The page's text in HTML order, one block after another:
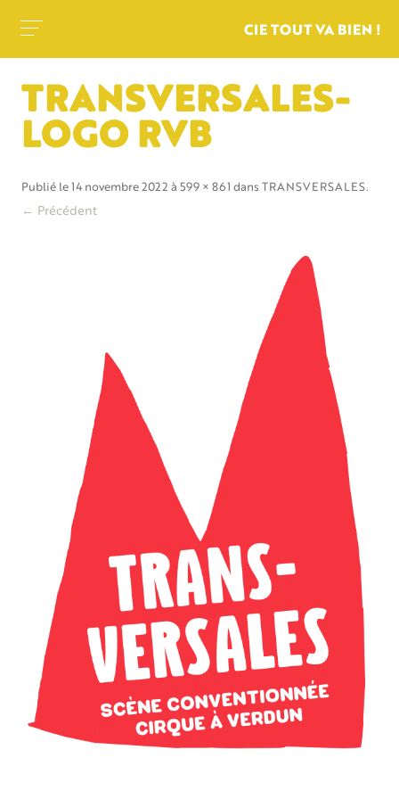
TRANSVERSALES-
LOGO RVB
Publié le 14 novembre 2022 à 599 × 861 dans TRANSVERSALES.
← Précédent
CIE TOUT VA BIEN !